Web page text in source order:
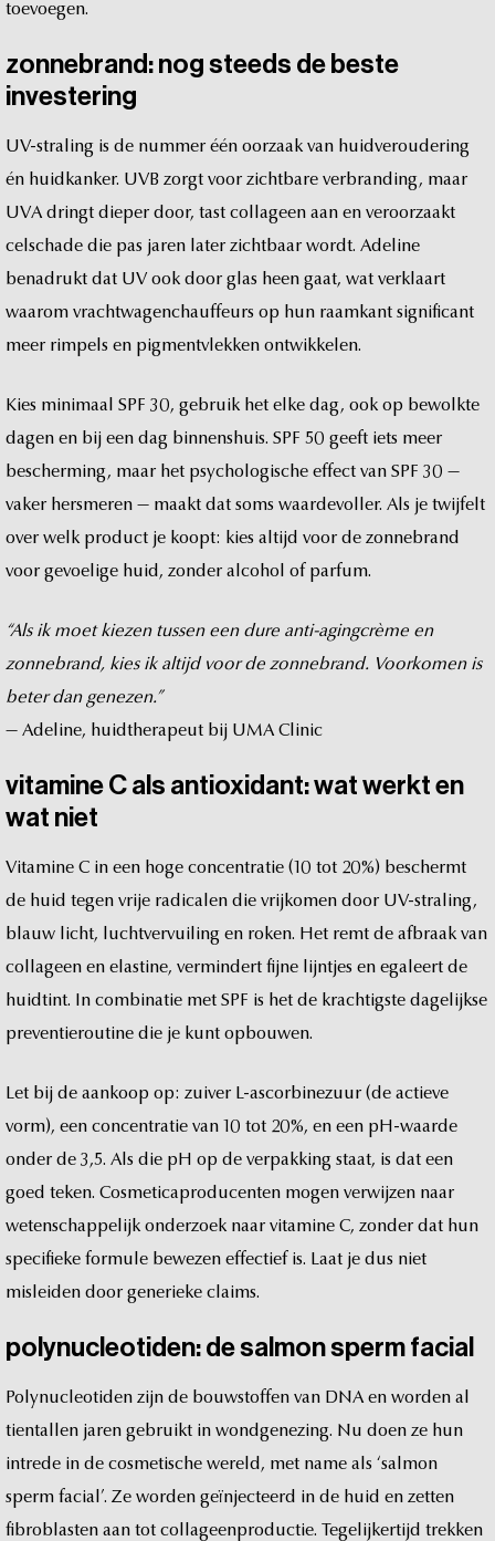
toevoegen.
zonnebrand: nog steeds de beste
investering
UV-straling is de nummer één oorzaak van huidveroudering
én huidkanker. UVB zorgt voor zichtbare verbranding, maar
UVA dringt dieper door, tast collageen aan en veroorzaakt
celschade die pas jaren later zichtbaar wordt. Adeline
benadrukt dat UV ook door glas heen gaat, wat verklaart
waarom vrachtwagenchauffeurs op hun raamkant significant
meer rimpels en pigmentvlekken ontwikkelen.
Kies minimaal SPF 30, gebruik het elke dag, ook op bewolkte
dagen en bij een dag binnenshuis. SPF 50 geeft iets meer
bescherming, maar het psychologische effect van SPF 30 —
vaker hersmeren — maakt dat soms waardevoller. Als je twijfelt
over welk product je koopt: kies altijd voor de zonnebrand
voor gevoelige huid, zonder alcohol of parfum.
“Als ik moet kiezen tussen een dure anti-agingcrème en
zonnebrand, kies ik altijd voor de zonnebrand. Voorkomen is
beter dan genezen.”
— Adeline, huidtherapeut bij UMA Clinic
vitamine C als antioxidant:wat werkt en
wat niet
Vitamine C in een hoge concentratie (10 tot 20%) beschermt
de huid tegen vrije radicalen die vrijkomen door UV-straling,
blauw
licht, luchtvervuiling en roken. Het remt de afbraak van
collageen en elastine, vermindert fijne lijntjes en egaleert de
huidtint.
In combinatie met SPF is het de krachtigste dagelijkse
preventieroutine die je kunt opbouwen.
Let bij de aankoop op: zuiver L-ascorbinezuur (de actieve
vorm), een concentratie van 10 tot 20%, en een pH-waarde
onder de 3,5. Als die pH op de verpakking staat, is dat een
goed teken. Cosmeticaproducenten mogen verwijzen naar
wetenschappelijk onderzoek naar vitamine C, zonder dat hun
specifieke formule bewezen effectief is. Laat je dus niet
misleiden door generieke claims.
polynucleotiden: desalmonsperm facial
Polynucleotiden zijn de bouwstoffen van DNA en worden al
tientallen jaren gebruikt in wondgenezing. Nu doen ze hun
intrede in de cosmetische wereld, met name als ‘salmon
sperm facial’. Ze worden geïnjecteerd in de huid en zetten
fibroblasten aan tot collageenproductie. Tegelijkertijd trekken